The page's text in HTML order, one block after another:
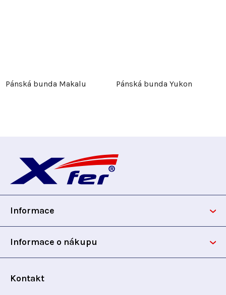
Pánská bunda Makalu Pánská bunda Yukon
p
Informace
Informace o nákupu
Kontakt